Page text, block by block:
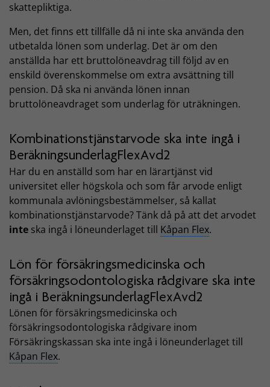
skattepliktiga.
Men, det finns ett tillfälle då ni inte ska använda den
utbetalda lönen som underlag. Det är om den
anställda har ett bruttolöneavdrag till följd av en
enskild överenskommelse om extra avsättning till
pension. Då ska ni använda lönen innan
bruttolöneavdraget som underlag för uträkningen.
Kombinationstjänstarvode ska inte ingå i
BeräkningsunderlagFlexAvd2
Har du en anställd som har en lärartjänst vid
universitet eller högskola och som får arvode enligt
kommunala avlöningsbestämmelser, så kallat
kombinationstjänstarvode? Tänk då på att det arvodet
inte ska ingå i löneunderlaget till Kåpan Flex.
Lön för försäkringsmedicinska och
försäkringsodontologiska rådgivare ska inte
ingå i BeräkningsunderlagFlexAvd2
Lönen för försäkringsmedicinska och
försäkringsodontologiska rådgivare inom
Försäkringskassan ska inte ingå i löneunderlaget till
Kåpan Flex.